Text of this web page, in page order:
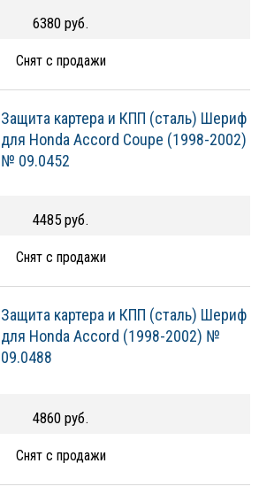
6380 руб.
Снят с продажи
Защита картера и КПП (сталь) Шериф
для Honda Accord Coupe (1998-2002)
№ 09.0452
4485 руб.
Снят с продажи
Защита картера и КПП (сталь) Шериф
для Honda Accord (1998-2002) №
09.0488
4860 руб.
Снят с продажи